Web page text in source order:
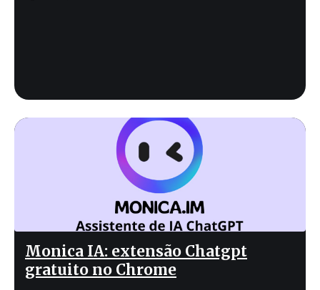
Monica IA: extensão Chatgpt
gratuito no Chrome